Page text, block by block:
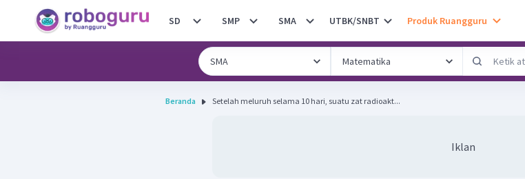
SD SMP SMA UTBK/SNBT Produk Ruangguru
Beranda Setelah meluruh selama 10 hari, suatu zat radioakt...
Iklan